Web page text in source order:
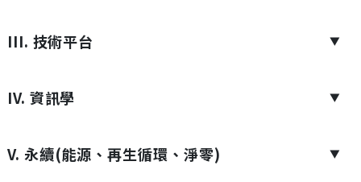
III. 技術平台 ▼
IV. 資訊學 ▼
V. 永續(能源、再生循環、淨零) ▼